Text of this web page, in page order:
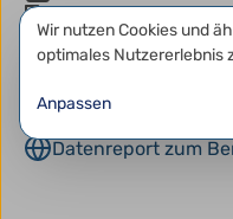
Datenreport zum
Wir nutzen Cookies und
optimales Nutzererlebnis
Anpassen